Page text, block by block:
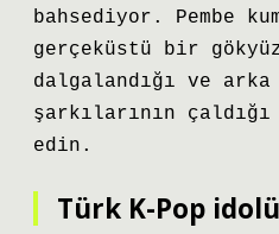
bahsediyor. Pembe
gerçeküstü bir
dalgalandığı ve arka
şarkılarının
edin.
Türk K-Pop